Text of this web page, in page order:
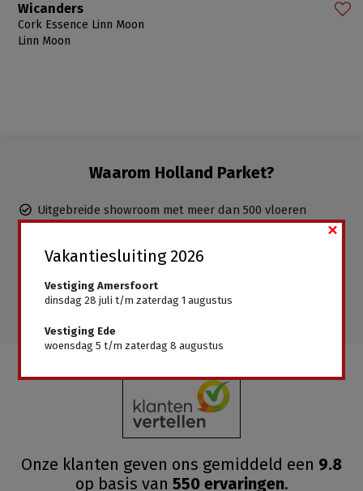
Wicanders
Cork Essence Linn Moon
Linn Moon
Waarom Holland Parket?
Uitgebreide showroom met meer dan 500 vloeren
Ervaren parketteurs in dienst, inclusief leggen mogelijk
Alle vloeren direct leverbaar, geen wachttijden
Onze klanten geven ons gemiddeld een 9.8
op basis van 550ervaringen.
Vakantiesluiting 2026
Vestiging Amersfoort
dinsdag 28 juli t/m zaterdag 1 augustus
Vestiging Ede
woensdag 5 t/m zaterdag 8 augustus
×